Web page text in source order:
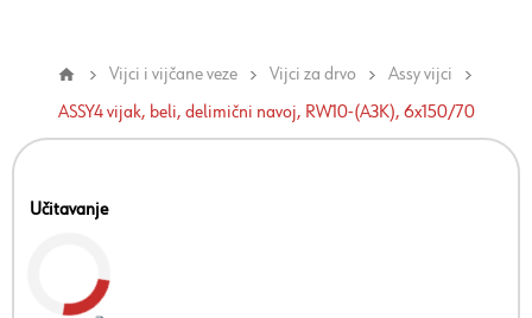
Vijci i vijčane veze Vijci za drvo
Assy vijci
ASSY4 vijak, beli, delimični navoj, RW10-(A3K), 6x150/70
Učitavanje